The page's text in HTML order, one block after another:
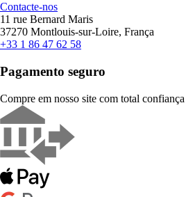
Contacte-nos
11 rue Bernard Maris
37270 Montlouis-sur-Loire, França
+33 1 86 47 62 58
Pagamento seguro
Compre em nosso site com total confiança